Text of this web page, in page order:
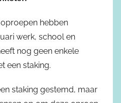
hebben
werk, school en
nog geen enkele
een staking.
staking gestemd, maar